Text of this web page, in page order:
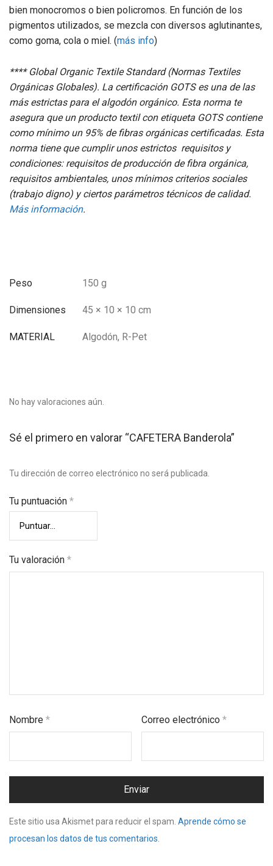
bien monocromos o bien policromos. En función de los
pigmentos utilizados, se mezcla con diversos aglutinantes,
como goma, cola o miel. (más info)
**** Global Organic Textile Standard (Normas Textiles
Orgánicas Globales). La certificación GOTS es una de las
más estrictas para el algodón orgánico. Esta norma te
asegura que un producto textil con etiqueta GOTS contiene
como mínimo un 95% de fibras orgánicas certificadas. Esta
norma tiene que cumplir unos estrictos requisitos y
condiciones: requisitos de producción de fibra orgánica,
requisitos ambientales, unos mínimos criterios sociales
(trabajo digno) y ciertos parámetros técnicos de calidad.
Más información.
Peso 150 g
Dimensiones 45 × 10 × 10 cm
MATERIAL Algodón, R-Pet
No hay valoraciones aún.
Sé el primero en valorar “CAFETERA Banderola”
Tu dirección de correo electrónico no será publicada.
Tu puntuación *
Tu valoración *
Nombre * Correo electrónico*
Este sitio usa Akismet para reducir el spam. Aprende cómo se
procesan los datos de tus comentarios.